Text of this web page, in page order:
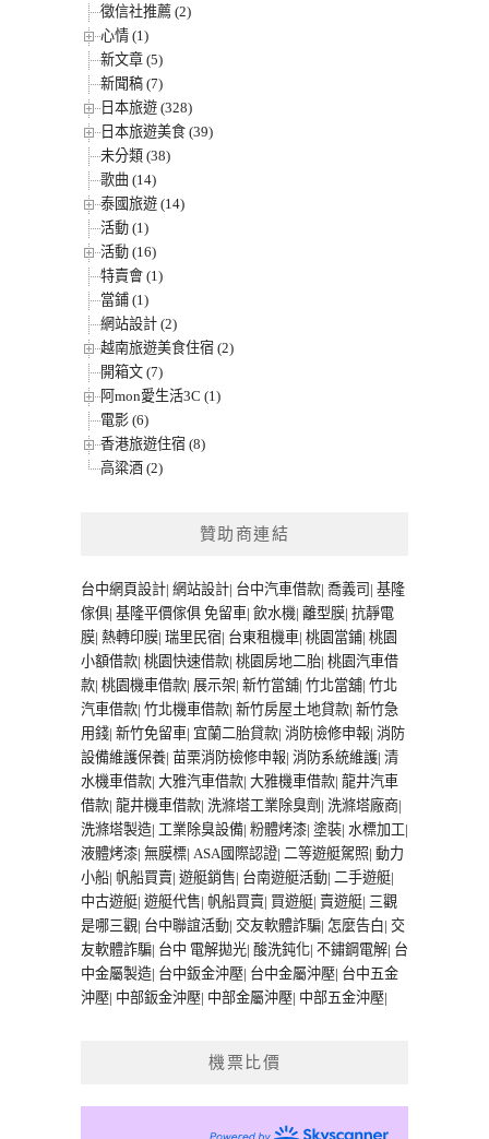
徵信社推薦 (2)
心情 (1)
新文章 (5)
新聞稿 (7)
日本旅遊 (328)
日本旅遊美食 (39)
未分類 (38)
歌曲 (14)
泰國旅遊 (14)
活動 (1)
活動 (16)
特賣會 (1)
當鋪 (1)
網站設計 (2)
越南旅遊美食住宿 (2)
開箱文 (7)
阿mon愛生活3C (1)
電影 (6)
香港旅遊住宿 (8)
高粱酒 (2)
贊助商連結
台中網頁設計| 網站設計| 台中汽車借款| 喬義司 | 基隆
傢俱| 基隆平價傢俱 免留車| 飲水機| 離型膜| 抗靜電
膜| 熱轉印膜| 瑞里民宿| 台東租機車| 桃園當鋪| 桃園
小額借款| 桃園快速借款| 桃園房地二胎| 桃園汽車借
款| 桃園機車借款| 展示架| 新竹當舖| 竹北當舖| 竹北
汽車借款| 竹北機車借款| 新竹房屋土地貸款| 新竹急
用錢| 新竹免留車| 宜蘭二胎貸款| 消防檢修申報| 消防
設備維護保養| 苗栗消防檢修申報| 消防系統維護| 清
水機車借款| 大雅汽車借款| 大雅機車借款| 龍井汽車
借款| 龍井機車借款| 洗滌塔工業除臭劑 | 洗滌塔廠商|
洗滌塔製造| 工業除臭設備| 粉體烤漆| 塗裝| 水標加工|
液體烤漆| 無膜標| ASA國際認證| 二等遊艇駕照| 動力
小船| 帆船買賣| 遊艇銷售| 台南遊艇活動| 二手遊艇|
中古遊艇| 遊艇代售| 帆船買賣| 買遊艇| 賣遊艇| 三觀
是哪三觀| 台中聯誼活動| 交友軟體詐騙| 怎麼告白| 交
友軟體詐騙| 台中 電解拋光| 酸洗鈍化| 不鏽鋼電解| 台
中金屬製造| 台中鈑金沖壓| 台中金屬沖壓| 台中五金
沖壓| 中部鈑金沖壓| 中部金屬沖壓| 中部五金沖壓|
機票比價